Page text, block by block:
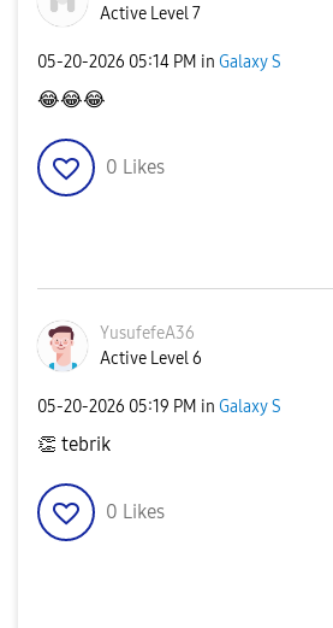
Active Level 7
‎05-20-2026 05:14 PM in Galaxy S
😂😂😂
0 Likes
YusufefeA36
Active Level 6
‎05-20-2026 05:19 PM in Galaxy S
👏 tebrik
0 Likes